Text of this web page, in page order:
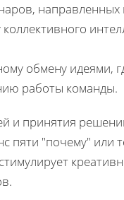
обмену идеями,
работы команды.
и принятия
пяти "почему" или